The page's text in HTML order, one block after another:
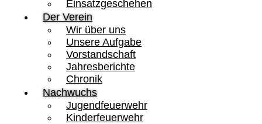
Einsatzgeschehen
Der Verein
Wir über uns
Unsere Aufgabe
Vorstandschaft
Jahresberichte
Chronik
Nachwuchs
Jugendfeuerwehr
Kinderfeuerwehr